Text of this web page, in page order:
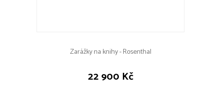
Zarážky na knihy - Rosenthal
22 900 Kč